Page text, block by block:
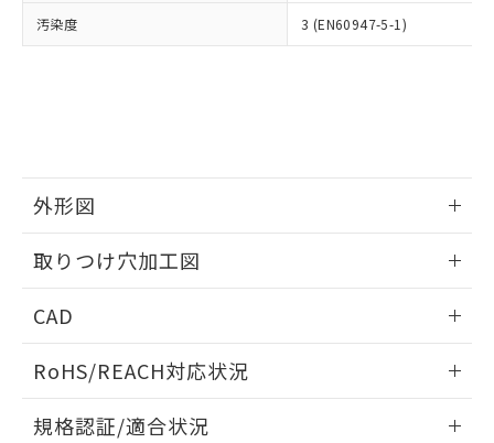
汚染度 3 (EN60947-5-1)
外形図
取りつけ穴加工図
CAD
ドすることができます。
RoHS/REACH対応状況
規格認証/適合状況
お客様が当ウェブサイト上で当社にご
登録された部品リストについて、当社
の共同利用に関して"
の「1.共同利
指します。
※3 非含有証明書ダウンロード
51物質の非含有証明書（当社基準）
※本証明書は発行日時点で非含有を証明す
るもので、過去に遡って非含有を証明する
また、RoHS指令のフタル酸エステル類４
物質の対応では、対応完了までの期間は出
既に当社にて対応品への在庫切替を完了
していることから、特段のことがない限
り、2022年1月12日より割愛しておりま
す。